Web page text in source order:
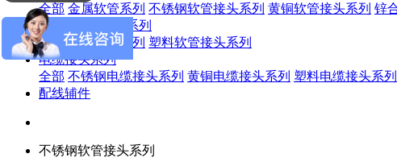
全部 金属软管系列 不锈钢软管接头系列 黄铜软管接头系列 锌
塑料软管&接头系列
全部 塑料软管系列 塑料软管接头系列
电缆接头系列
全部 不锈钢电缆接头系列 黄铜电缆接头系列 塑料电缆接头系列
配线辅件
不锈钢软管接头系列